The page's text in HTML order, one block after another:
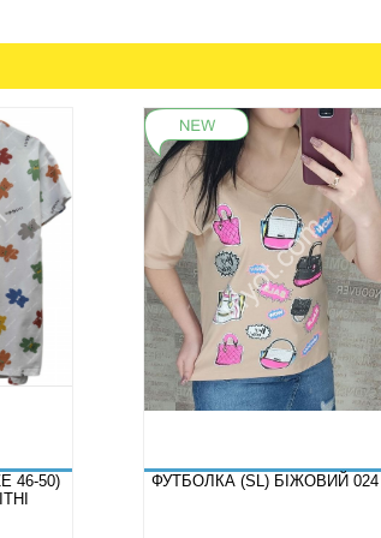
46-50)
ФУТБОЛКА (SL) БІЖОВИЙ 024